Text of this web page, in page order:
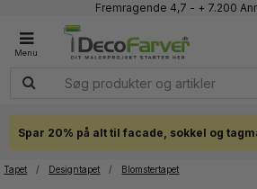
Faglig kundeservice 60 56
Click & Collect i hele
Spar 20% på alt til facade, sokkel og
Tapet / Designtapet / Blomstertapet